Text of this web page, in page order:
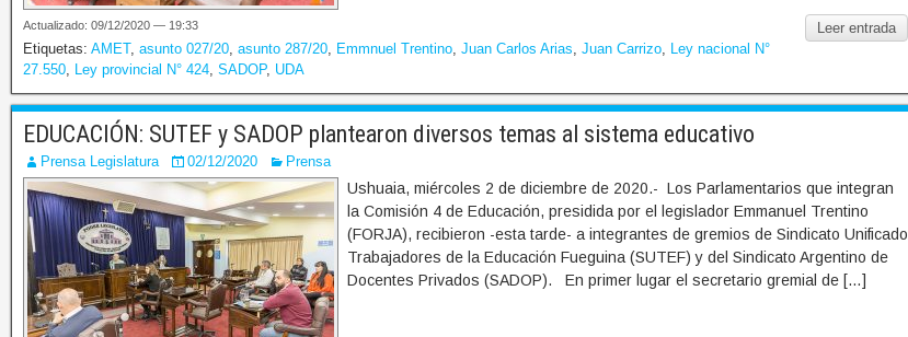
Leer entrada
Actualizado: 09/12/2020 — 19:33
Etiquetas: AMET, asunto 027/20, asunto 287/20, Emmnuel Trentino, Juan Carlos Arias, Juan Carrizo, Ley nacional N°
27.550, Ley provincial N° 424, SADOP, UDA
EDUCACIÓN: SUTEF y SADOP plantearon diversos temas al sistema educativo
Prensa Legislatura 02/12/2020 Prensa
Ushuaia, miércoles 2 de diciembre de 2020.- Los Parlamentarios que integran
la Comisión 4 de Educación, presidida por el legislador Emmanuel Trentino
(FORJA), recibieron -esta tarde- a integrantes de gremios de Sindicato Unificado
Trabajadores de la Educación Fueguina (SUTEF) y del Sindicato Argentino de
Docentes Privados (SADOP). En primer lugar el secretario gremial de […]